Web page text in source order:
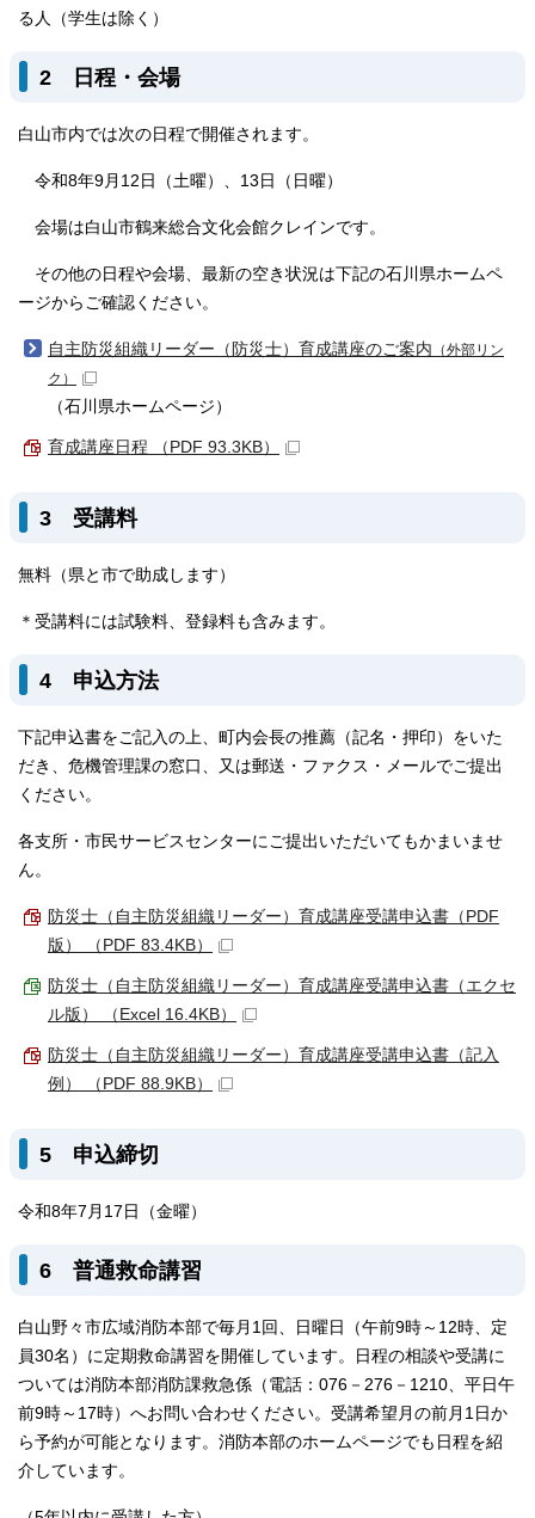
る人（学生は除く）
2 日程・会場
白山市内では次の日程で開催されます。
令和8年9月12日（土曜）、13日（日曜）
会場は白山市鶴来総合文化会館クレインです。
その他の日程や会場、最新の空き状況は下記の石川県ホームペ
ージからご確認ください。
自主防災組織リーダー（防災士）育成講座のご案内 （外部リン
ク）
（石川県ホームページ）
育成講座日程 （PDF 93.3KB）
3 受講料
無料（県と市で助成します）
＊受講料には試験料、登録料も含みます。
4 申込方法
下記申込書をご記入の上、町内会長の推薦（記名・押印）をいた
だき、危機管理課の窓口、又は郵送・ファクス・メールでご提出
ください。
各支所・市民サービスセンターにご提出いただいてもかまいませ
ん。
防災士（自主防災組織リーダー）育成講座受講申込書（PDF
版） （PDF 83.4KB）
防災士（自主防災組織リーダー）育成講座受講申込書（エクセ
ル版） （Excel 16.4KB）
防災士（自主防災組織リーダー）育成講座受講申込書（記入
例） （PDF 88.9KB）
5 申込締切
令和8年7月17日（金曜）
6 普通救命講習
白山野々市広域消防本部で毎月1回、日曜日（午前9時～12時、定
員30名）に定期救命講習を開催しています。日程の相談や受講に
ついては消防本部消防課救急係（電話：076－276－1210、平日午
前9時～17時）へお問い合わせください。受講希望月の前月1日か
ら予約が可能となります。消防本部のホームページでも日程を紹
介しています。